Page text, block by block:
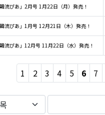
韓流ぴあ」2月号 1月22日（月）発売！
韓流ぴあ」1月号 12月21日（木）発売！
韓流ぴあ」12月号 11月22日（水）発売！
1 2 3 4 5 6 7